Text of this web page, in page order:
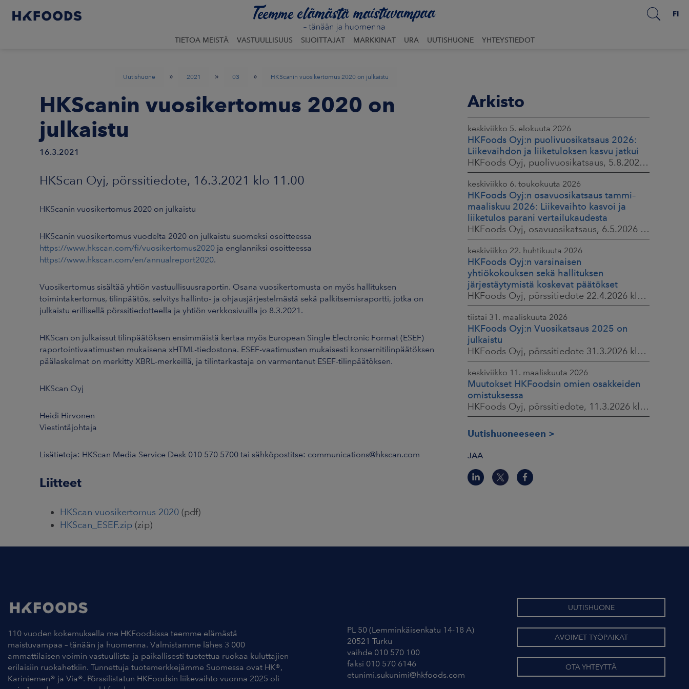
FI
TIETOA MEISTÄ VASTUULLISUUS SIJOITTAJAT MARKKINAT URA UUTISHUONE YHTEYSTIEDOT
Uutishuone » 2021 » 03 » HKScanin vuosikertomus 2020 on julkaistu
HKScanin vuosikertomus 2020 on
julkaistu
16.3.2021
HKScan Oyj, pörssitiedote, 16.3.2021 klo 11.00
HKScanin vuosikertomus 2020 on julkaistu
HKScanin vuosikertomus vuodelta 2020 on julkaistu suomeksi osoitteessa
https://www.hkscan.com/fi/vuosikertomus2020 ja englanniksi osoitteessa
https://www.hkscan.com/en/annualreport2020.
Vuosikertomus sisältää yhtiön vastuullisuusraportin. Osana vuosikertomusta on myös hallituksen
toimintakertomus, tilinpäätös, selvitys hallinto- ja ohjausjärjestelmästä sekä palkitsemisraportti, jotka on
julkaistu erillisellä pörssitiedotteella ja yhtiön verkkosivuilla jo 8.3.2021.
HKScan on julkaissut tilinpäätöksen ensimmäistä kertaa myös European Single Electronic Format (ESEF)
raportointivaatimusten mukaisena xHTML-tiedostona. ESEF-vaatimusten mukaisesti konsernitilinpäätöksen
päälaskelmat on merkitty XBRL-merkeillä, ja tilintarkastaja on varmentanut ESEF-tilinpäätöksen.
HKScan Oyj
Heidi Hirvonen
Viestintäjohtaja
Lisätietoja: HKScan Media Service Desk 010 570 5700 tai sähköpostitse: communications@hkscan.com
Liitteet
HKScan vuosikertomus 2020 (pdf)
HKScan_ESEF.zip (zip)
Arkisto
keskiviikko 5. elokuuta 2026
HKFoods Oyj:n puolivuosikatsaus 2026:
Liikevaihdon ja liiketuloksen kasvu jatkui
HKFoods Oyj, puolivuosikatsaus, 5.8.2026 klo 8.30
keskiviikko 6. toukokuuta 2026
HKFoods Oyj:n osavuosikatsaus tammi–
maaliskuu 2026: Liikevaihto kasvoi ja
liiketulos parani vertailukaudesta
HKFoods Oyj, osavuosikatsaus, 6.5.2026 klo 8.30
keskiviikko 22. huhtikuuta 2026
HKFoods Oyj:n varsinaisen
yhtiökokouksen sekä hallituksen
järjestäytymistä koskevat päätökset
HKFoods Oyj, pörssitiedote 22.4.2026 klo 14.45
tiistai 31. maaliskuuta 2026
HKFoods Oyj:n Vuosikatsaus 2025 on
julkaistu
HKFoods Oyj, pörssitiedote 31.3.2026 klo 14.00
keskiviikko 11. maaliskuuta 2026
Muutokset HKFoodsin omien osakkeiden
omistuksessa
HKFoods Oyj, pörssitiedote, 11.3.2026 klo 15.00
Uutishuoneeseen
JAA
110 vuoden kokemuksella me HKFoodsissa teemme elämästä
maistuvampaa – tänään ja huomenna. Valmistamme lähes 3 000
ammattilaisen voimin vastuullista ja paikallisesti tuotettua ruokaa kuluttajien
erilaisiin ruokahetkiin. Tunnettuja tuotemerkkejämme Suomessa ovat HK®,
Kariniemen® ja Via®. Pörssilistatun HKFoodsin liikevaihto vuonna 2025 oli
PL 50 (Lemminkäisenkatu 14-18 A)
20521 Turku
vaihde 010 570 100
faksi 010 570 6146
etunimi.sukunimi@hkfoods.com
UUTISHUONE
AVOIMET TYÖPAIKAT
OTA YHTEYTTÄ